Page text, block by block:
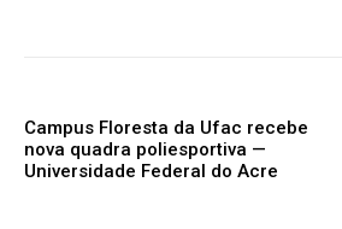
Campus Floresta da Ufac recebe
nova quadra poliesportiva —
Universidade Federal do Acre